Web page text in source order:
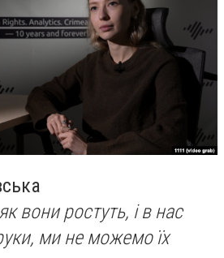
вони ростуть, і в нас
ми не можемо їх